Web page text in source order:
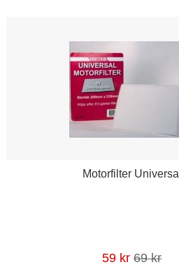
Motorfilter Universal
59 kr 69 kr